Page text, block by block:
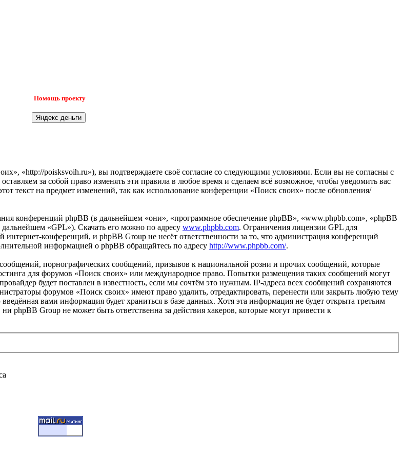
Помощь проекту
«http://poisksvoih.ru»), вы подтверждаете своё согласие со следующими условиями. Если вы не согласны с
за собой право изменять эти правила в любое время и сделаем всё возможное, чтобы уведомить вас
текст на предмет изменений, так как использование конференции «Поиск своих» после обновления/
конференций phpBB (в дальнейшем «они», «программное обеспечение phpBB», «www.phpbb.com», «phpBB
дальнейшем «GPL»). Скачать его можно по адресу www.phpbb.com. Ограничения лицензии GPL для
конференций, и phpBB Group не несёт ответственности за то, что администрация конференций
информацией о phpBB обращайтесь по адресу http://www.phpbb.com/.
порнографических сообщений, призывов к национальной розни и прочих сообщений, которые
для форумов «Поиск своих» или международное право. Попытки размещения таких сообщений могут
будет поставлен в известность, если мы сочтём это нужным. IP-адреса всех сообщений сохраняются
форумов «Поиск своих» имеют право удалить, отредактировать, перенести или закрыть любую тему
вами информация будет храниться в базе данных. Хотя эта информация не будет открыта третьим
phpBB Group не может быть ответственна за действия хакеров, которые могут привести к